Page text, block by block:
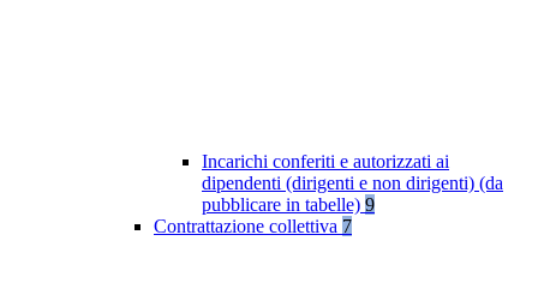
Incarichi conferiti e autorizzati ai
dipendenti (dirigenti e non dirigenti) (da
pubblicare in tabelle) 9
Contrattazione collettiva 7